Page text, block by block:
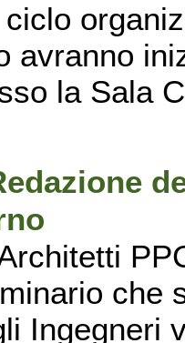
avranno
la Sala
che
Ingegneri